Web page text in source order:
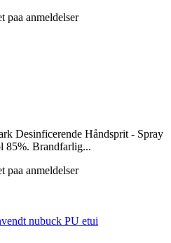
paa anmeldelser
Desinficerende Håndsprit - Spray
85%. Brandfarlig...
paa anmeldelser